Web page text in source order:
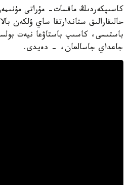
كاسىپكەردىڭ ماقسات- مۇراتى
حالىقارالىق ستاندارتقا ساي ۇلكەن
باستىسى، كاسىپ باستاۋعا نيەت
جاعداي جاسالعان، - دەيدى.